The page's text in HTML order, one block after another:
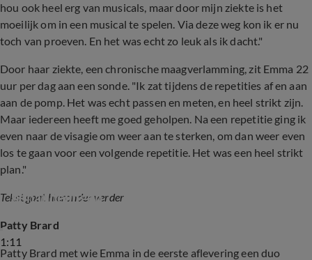
hou ook heel erg van musicals, maar door mijn ziekte is het
moeilijk om in een musical te spelen. Via deze weg kon ik er nu
toch van proeven. En het was echt zo leuk als ik dacht."
Door haar ziekte, een chronische maagverlamming, zit Emma 22
uur per dag aan een sonde. "Ik zat tijdens de repetities af en aan
aan de pomp. Het was echt passen en meten, en heel strikt zijn.
Maar iedereen heeft me goed geholpen. Na een repetitie ging ik
even naar de visagie om weer aan te sterken, om dan weer even
los te gaan voor een volgende repetitie. Het was een heel strikt
plan."
Tekst gaat hieronder verder
1:11
behandelingen
Patty Brard
Patty Brard met wie Emma in de eerste aflevering een duo